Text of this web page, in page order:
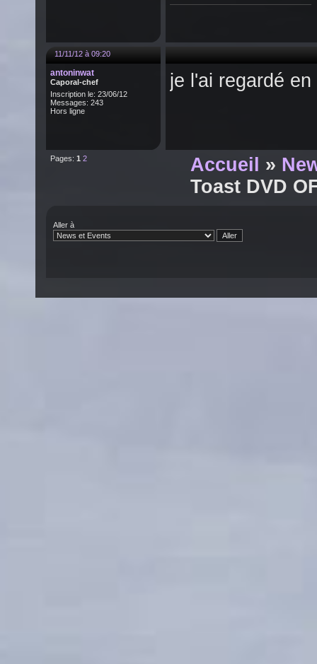
11/11/12 à 09:20
antoninwat
Caporal-chef
Inscription le: 23/06/12
Messages: 243
Hors ligne
je l'ai regardé
Pages: 1 2 Accueil »
Toast DVD
Aller à